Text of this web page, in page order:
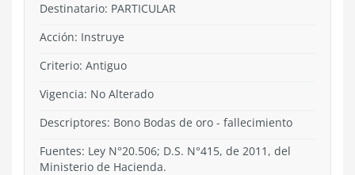
Destinatario: PARTICULAR
Acción: Instruye
Criterio: Antiguo
Vigencia: No Alterado
Descriptores: Bono Bodas de oro - fallecimiento
Fuentes: Ley N°20.506; D.S. N°415, de 2011, del
Ministerio de Hacienda.